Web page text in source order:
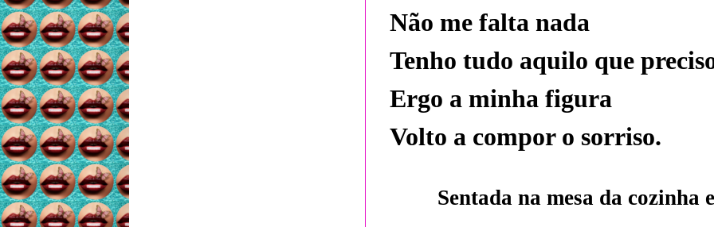
Não me falta nada
Tenho tudo aquilo que
Ergo a minha figura
Volto a compor o sorriso.
Sentada na mesa da cozinha